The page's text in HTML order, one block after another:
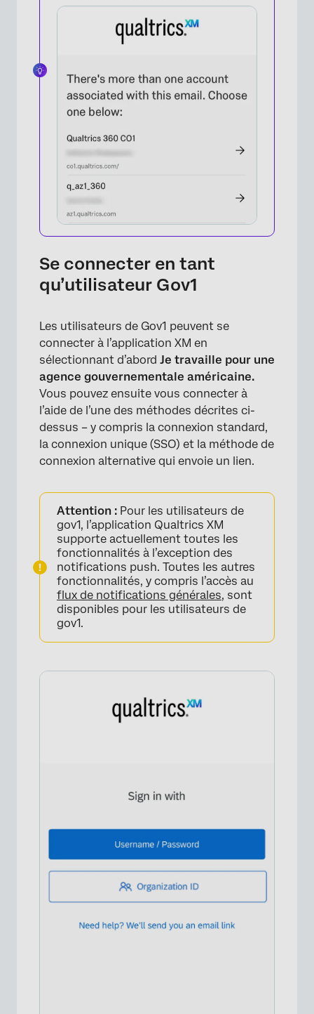
×
Se connecter en tant
qu’utilisateur Gov1
Les utilisateurs de Gov1 peuvent se
connecter à l’application XM en
sélectionnant d’abord Je travaille pour une
agence gouvernementale américaine.
Vous pouvez ensuite vous connecter à
l’aide de l’une des méthodes décrites ci-
dessus – y compris la connexion standard,
la connexion unique (SSO) et la méthode de
connexion alternative qui envoie un lien.
Attention : Pour les utilisateurs de
gov1, l’application Qualtrics XM
supporte actuellement toutes les
fonctionnalités à l’exception des
notifications push. Toutes les autres
fonctionnalités, y compris l’accès au
flux de notifications générales, sont
disponibles pour les utilisateurs de
gov1.